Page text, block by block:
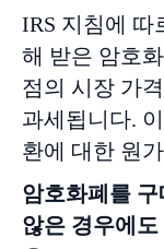
IRS 지침에 따
해 받은 암호
점의 시장 가
과세됩니다.
환에 대한 원
암호화폐를 구
않은 경우에도